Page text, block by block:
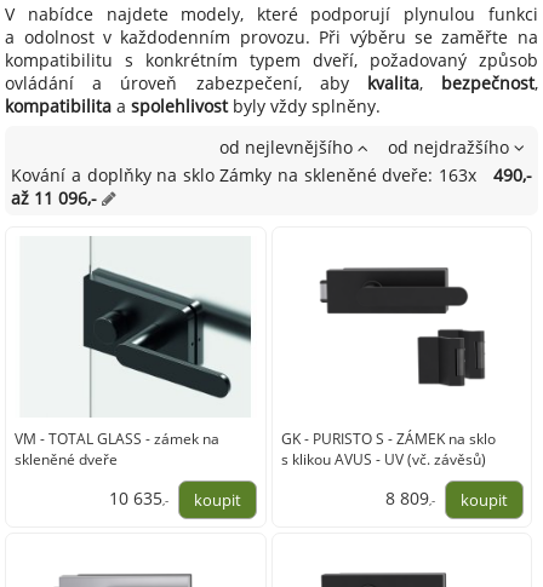
V nabídce najdete modely, které podporují plynulou funkci
a odolnost v každodenním provozu. Při výběru se zaměřte na
kompatibilitu s konkrétním typem dveří, požadovaný způsob
ovládání a úroveň zabezpečení, aby kvalita, bezpečnost,
kompatibilita aspolehlivostbyly vždy splněny.
od nejlevnějšího
od nejdražšího
Kování a doplňky na sklo Zámky na skleněné dveře: 163x
490,-
až 11 096,-
VM - TOTAL GLASS - zámek na
skleněné dveře
10 635,-
GK - PURISTO S - ZÁMEK na sklo
s klikou AVUS - UV (vč. závěsů)
8 809,-